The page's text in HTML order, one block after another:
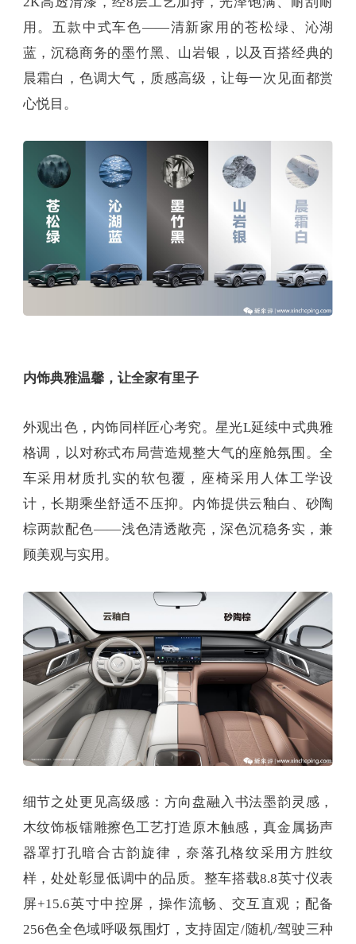
用。五款中式车色——清新家用的苍松绿、沁湖
蓝，沉稳商务的墨竹黑、山岩银，以及百搭经典的
晨霜白，色调大气，质感高级，让每一次见面都赏
心悦目。
内饰典雅温馨，让全家有里子
外观出色，内饰同样匠心考究。星光L延续中式典雅
格调，以对称式布局营造规整大气的座舱氛围。全
车采用材质扎实的软包覆，座椅采用人体工学设
计，长期乘坐舒适不压抑。内饰提供云釉白、砂陶
棕两款配色——浅色清透敞亮，深色沉稳务实，兼
顾美观与实用。
细节之处更见高级感：方向盘融入书法墨韵灵感，
木纹饰板镭雕擦色工艺打造原木触感，真金属扬声
器罩打孔暗合古韵旋律，奈落孔格纹采用方胜纹
样，处处彰显低调中的品质。整车搭载8.8英寸仪表
屏+15.6英寸中控屏，操作流畅、交互直观；配备
256色全色域呼吸氛围灯，支持固定/随机/驾驶三种